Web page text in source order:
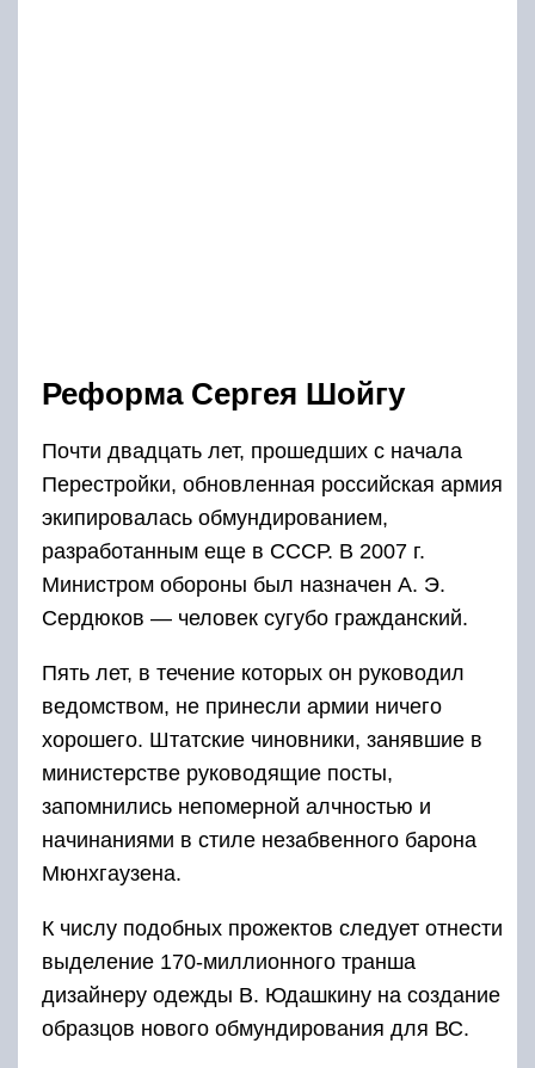
Реформа Сергея Шойгу
Почти двадцать лет, прошедших с начала
Перестройки, обновленная российская армия
экипировалась обмундированием,
разработанным еще в СССР. В 2007 г.
Министром обороны был назначен А. Э.
Сердюков — человек сугубо гражданский.
Пять лет, в течение которых он руководил
ведомством, не принесли армии ничего
хорошего. Штатские чиновники, занявшие в
министерстве руководящие посты,
запомнились непомерной алчностью и
начинаниями в стиле незабвенного барона
Мюнхгаузена.
К числу подобных прожектов следует отнести
выделение 170-миллионного транша
дизайнеру одежды В. Юдашкину на создание
образцов нового обмундирования для ВС.